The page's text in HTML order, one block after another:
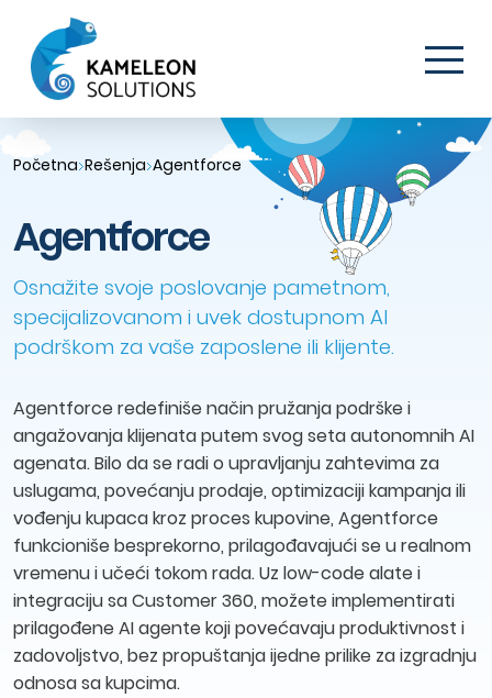
Početna Rešenja Agentforce
Agentforce
Osnažite svoje poslovanje pametnom,
specijalizovanom i uvek dostupnom AI
podrškom za vaše zaposlene ili klijente.
Agentforce redefiniše način pružanja podrške i
angažovanja klijenata putem svog seta autonomnih AI
agenata. Bilo da se radi o upravljanju zahtevima za
uslugama, povećanju prodaje, optimizaciji kampanja ili
vođenju kupaca kroz proces kupovine, Agentforce
funkcioniše besprekorno, prilagođavajući se u realnom
vremenu i učeći tokom rada. Uz low-code alate i
integraciju sa Customer 360, možete implementirati
prilagođene AI agente koji povećavaju produktivnost i
zadovoljstvo, bez propuštanja ijedne prilike za izgradnju
odnosa sa kupcima.